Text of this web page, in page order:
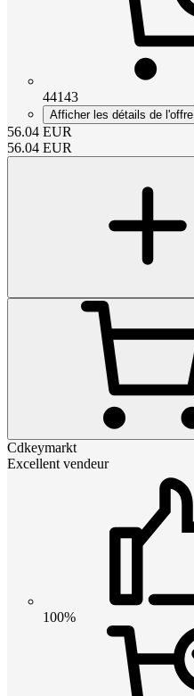
44143
Afficher les détails de l'offre
56.04 EUR
56.04 EUR
Cdkeymarkt
Excellent vendeur
100%